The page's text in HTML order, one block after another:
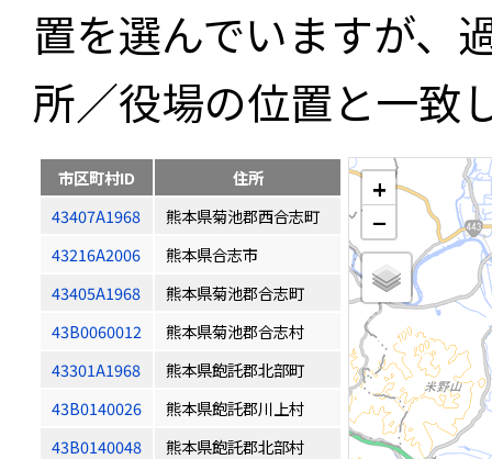
置を選んでいますが、
所／役場の位置と一致
市区町村ID
住所
43407A1968
熊本県菊池郡西合志町
43216A2006
熊本県合志市
43405A1968
熊本県菊池郡合志町
43B0060012
熊本県菊池郡合志村
43301A1968
熊本県飽託郡北部町
43B0140026
熊本県飽託郡川上村
43B0140048
熊本県飽託郡北部村
+
−